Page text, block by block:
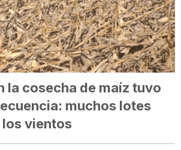
la cosecha de maíz tuvo
muchos lotes
vientos